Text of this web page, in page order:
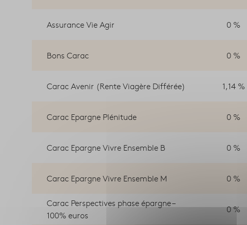
Assurance Vie Agir 0 %
Bons Carac 0 %
Carac Avenir (Rente Viagère Différée) 1,14 %
Carac Epargne Plénitude 0 %
Carac Epargne Vivre Ensemble B 0 %
Carac Epargne Vivre Ensemble M 0 %
Carac Perspectives phase épargne –
100% euros
0 %